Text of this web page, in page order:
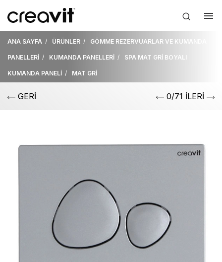
ANA SAYFA ÜRÜNLER GÖMME REZERVUARLAR VE KUMANDA
PANELLERİ KUMANDA PANELLERİ SPA MAT GRİ BOYALI
KUMANDA PANELİ MAT GRİ
GERİ 0/71 İLERİ